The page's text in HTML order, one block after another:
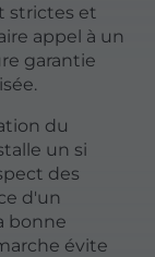
strictes et
appel à un
garantie
du
un si
des
d'un
bonne
évite